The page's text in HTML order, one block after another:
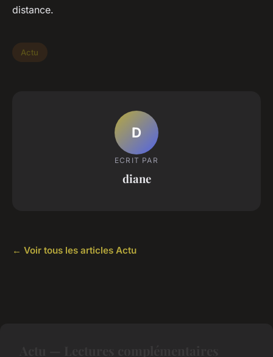
distance.
Actu
D
ECRIT PAR
diane
← Voir tous les articles Actu